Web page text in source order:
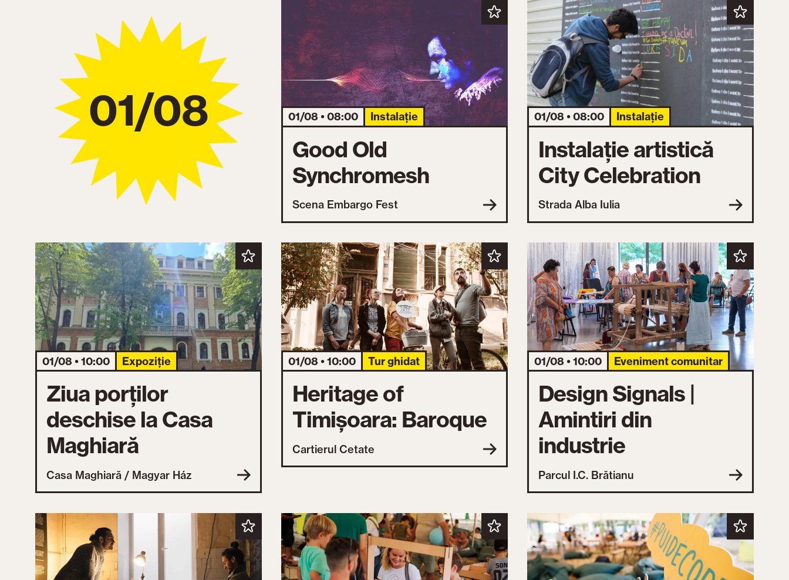
01/08 01/08 • 08:00 Instalație
Good Old
Synchromesh
Scena Embargo Fest
01/08 • 08:00 Instalație
Instalație artistică
City Celebration
Strada Alba Iulia
01/08 • 10:00 Expoziție
Ziua porților
deschise la Casa
Maghiară
Casa Maghiară / Magyar Ház
01/08 • 10:00 Tur ghidat
Heritage of
Timișoara: Baroque
Cartierul Cetate
01/08 • 10:00 Eveniment comunitar
Design Signals |
Amintiri din
industrie
Parcul I.C. Brătianu